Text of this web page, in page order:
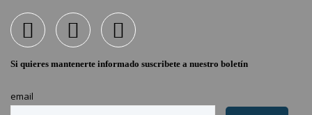
Si quieres mantenerte informado suscribete a nuestro boletín
email